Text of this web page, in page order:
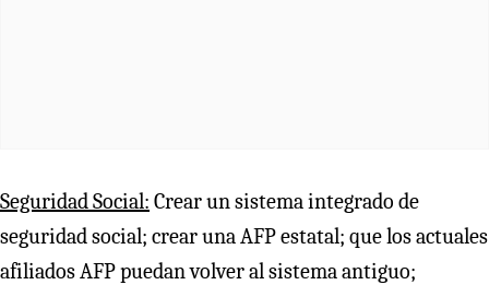
Seguridad Social: Crear un sistema integrado de
seguridad social; crear una AFP estatal; que los actuales
afiliados AFP puedan volver al sistema antiguo;